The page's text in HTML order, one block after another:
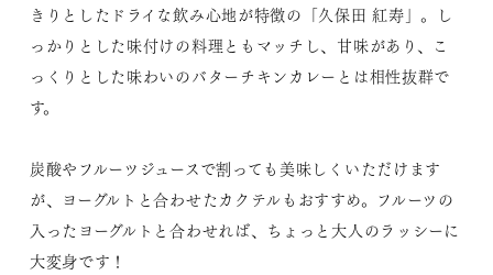
きりとしたドライな飲み心地が特徴の「久保田 紅寿」。し
っかりとした味付けの料理ともマッチし、甘味があり、こ
っくりとした味わいのバターチキンカレーとは相性抜群で
す。
炭酸やフルーツジュースで割っても美味しくいただけます
が、ヨーグルトと合わせたカクテルもおすすめ。フルーツの
入ったヨーグルトと合わせれば、ちょっと大人のラッシーに
大変身です！